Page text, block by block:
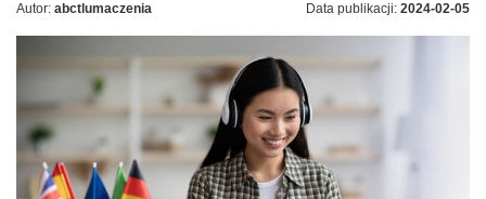
Autor: abctlumaczenia Data publikacji: 2024-02-05